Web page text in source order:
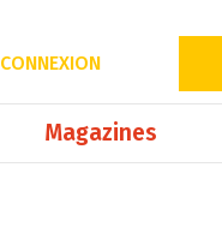
CONNEXION
Magazines